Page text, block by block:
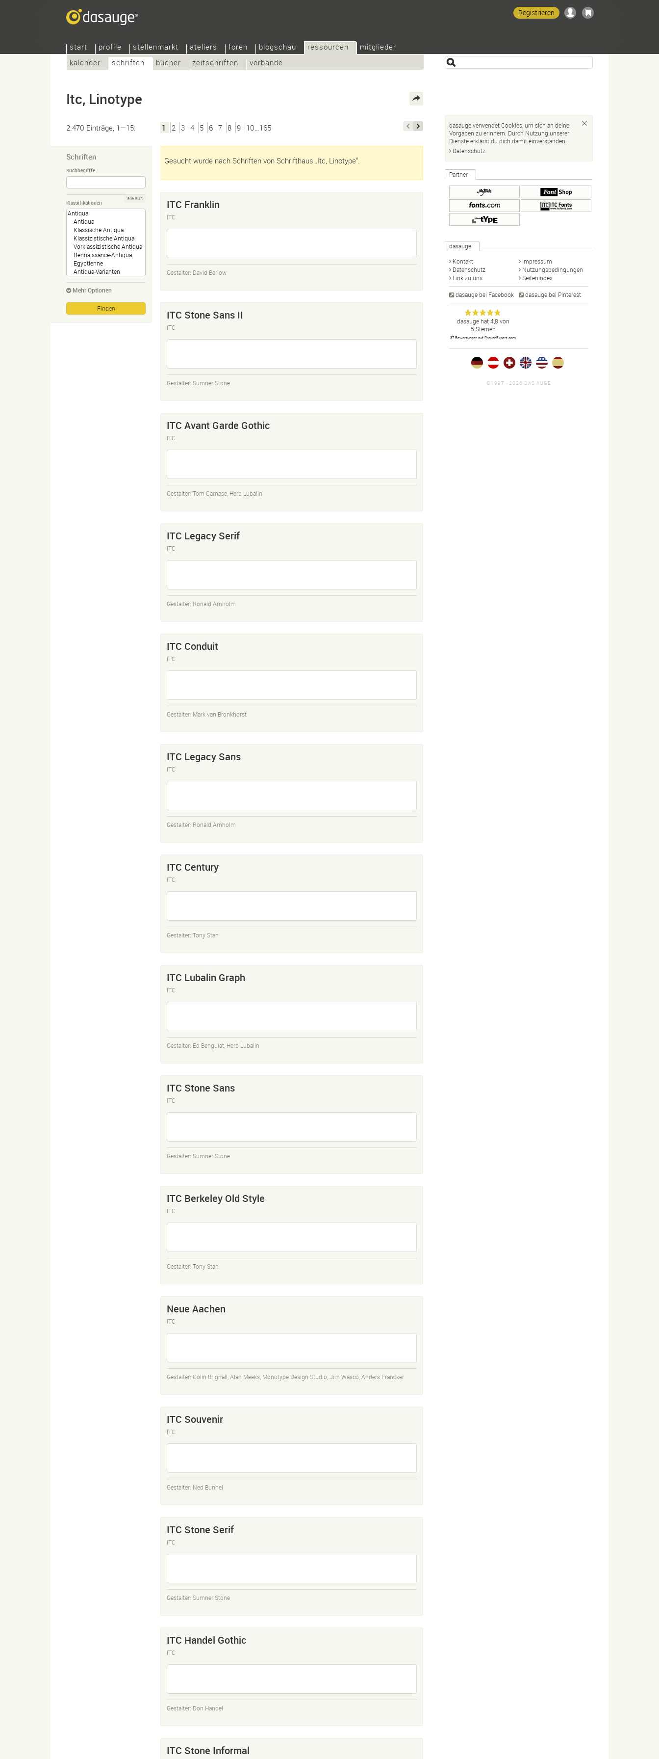
start profile stellenmarkt ateliers foren blogschau
ressourcen
kalender
schriften bücher zeitschriften verbände
mitglieder
Registrieren
Itc, Linotype
2.470 Einträge, 1—15: 1 2 3 4 5 6 7 8 9 10…165
Schriften
Suchbegriffe
Klassifikationen
alle aus
Mehr Optionen
Gesucht wurde nach Schriften von Schrifthaus „Itc, Linotype“.
ITC Franklin
ITC
Gestalter: David Berlow
ITC Stone Sans II
ITC
Gestalter: Sumner Stone
ITC Avant Garde Gothic
ITC
Gestalter: Tom Carnase Herb Lubalin
ITC Legacy Serif
ITC
Gestalter: Ronald Arnholm
ITC Conduit
ITC
Gestalter: Mark van Bronkhorst
ITC Legacy Sans
ITC
Gestalter: Ronald Arnholm
ITC Century
ITC
Gestalter: Tony Stan
ITC Lubalin Graph
ITC
Gestalter: Ed Benguiat Herb Lubalin
ITC Stone Sans
ITC
Gestalter: Sumner Stone
ITC Berkeley Old Style
ITC
Gestalter: Tony Stan
Neue Aachen
ITC
Gestalter: Colin Brignall Alan Meeks Monotype Design Studio Jim Wasco Anders Francker
ITC Souvenir
ITC
Gestalter: Ned Bunnel
ITC Stone Serif
ITC
Gestalter: Sumner Stone
ITC Handel Gothic
ITC
Gestalter: Don Handel
ITC Stone Informal
dasauge verwendet Cookies, um sich an deine
Vorgaben zu erinnern. Durch Nutzung unserer
Dienste erklärst du dich damit einverstanden.
Datenschutz
Partner
dasauge
Kontakt
Impressum
Datenschutz
Nutzungsbedingungen
Link zu uns
Seitenindex
dasauge bei Facebook dasauge bei Pinterest
dasauge
Designer,
Fotografen,
Agenturen,
Portfolios
und Jobs.
Anonym
dasaugehat4,8 von
5 Sternen
37 Bewertungen auf ProvenExpert.com
©1997—2026 DAS AUGE